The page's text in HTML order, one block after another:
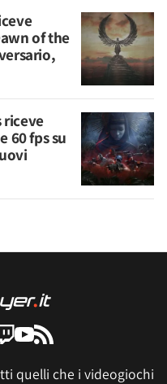
of the
riceve
60 fps su
quelli che i videogiochi